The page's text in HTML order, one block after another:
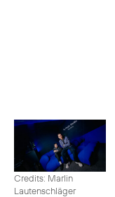
Credits: Marlin
Lautenschläger